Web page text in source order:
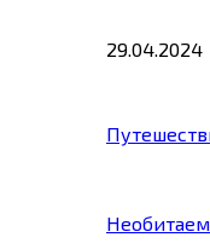
29.04.2024